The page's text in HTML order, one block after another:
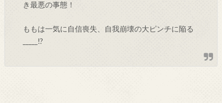
き最悪の事態！
ももは一気に自信喪失、自我崩壊の大ピンチに陥る
_____!?